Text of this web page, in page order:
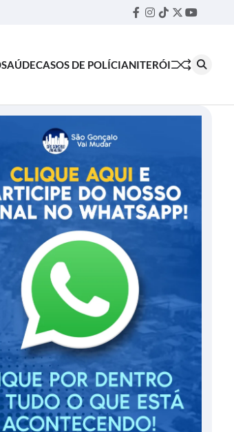
Facebook
Instagram
TikTok
TwitterYouTube
SAÚDECASOS DE POLÍCIANITERÓI